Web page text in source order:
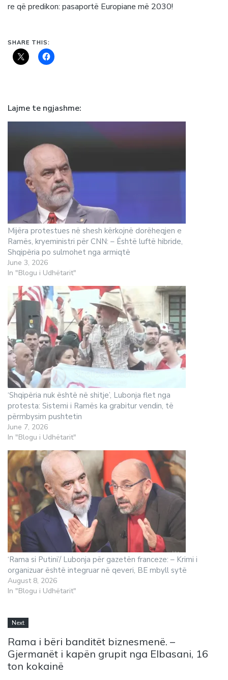
re që predikon: pasaportë Europiane më 2030!
SHARE THIS:
Lajme te ngjashme
Mijëra protestues në shesh kërkojnë dorëheqjen e
Ramës, kryeministri për CNN: – Është luftë hibride,
Shqipëria po sulmohet nga armiqtë
June 3, 2026
In "Blogu i Udhëtarit"
‘Shqipëria nuk është në shitje’, Lubonja flet nga
protesta: Sistemi i Ramës ka grabitur vendin, të
përmbysim pushtetin
June 7, 2026
In "Blogu i Udhëtarit"
‘Rama si Putini’/ Lubonja për gazetën franceze: – Krimi i
organizuar është integruar në qeveri, BE mbyll sytë
August 8, 2026
In "Blogu i Udhëtarit"
Next
Rama i bëri banditët biznesmenë. –
Gjermanët i kapën grupit nga Elbasani, 16
ton kokainë